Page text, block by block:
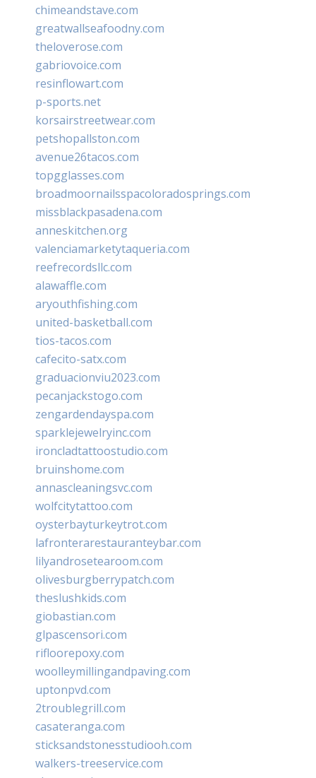
chimeandstave.com
greatwallseafoodny.com
theloverose.com
gabriovoice.com
resinflowart.com
p-sports.net
korsairstreetwear.com
petshopallston.com
avenue26tacos.com
topgglasses.com
broadmoornailsspacoloradosprings.com
missblackpasadena.com
anneskitchen.org
valenciamarketytaqueria.com
reefrecordsllc.com
alawaffle.com
aryouthfishing.com
united-basketball.com
tios-tacos.com
cafecito-satx.com
graduacionviu2023.com
pecanjackstogo.com
zengardendayspa.com
sparklejewelryinc.com
ironcladtattoostudio.com
bruinshome.com
annascleaningsvc.com
wolfcitytattoo.com
oysterbayturkeytrot.com
lafronterarestauranteybar.com
lilyandrosetearoom.com
olivesburgberrypatch.com
theslushkids.com
giobastian.com
glpascensori.com
rifloorepoxy.com
woolleymillingandpaving.com
uptonpvd.com
2troublegrill.com
casateranga.com
sticksandstonesstudiooh.com
walkers-treeservice.com